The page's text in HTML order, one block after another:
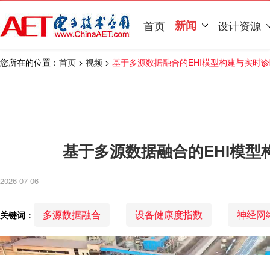
首页 新闻 设计资源
您所在的位置： 首页 > 视频 > 基于多源数据融合的EHI模型构建与实时
基于多源数据融合的EHI模型
2026-07-06
关键词： 多源数据融合 设备健康度指数 神经网